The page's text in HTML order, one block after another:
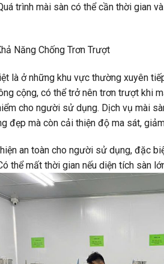
trình mài sàn có thể cần thời gian
Năng Chống Trơn Trượt
là ở những khu vực thường xuyên
cộng, có thể trở nên trơn trượt khi
cho người sử dụng. Dịch vụ mài
đẹp mà còn cải thiện độ ma sát,
an toàn cho người sử dụng, đặc
thể mất thời gian nếu diện tích sàn